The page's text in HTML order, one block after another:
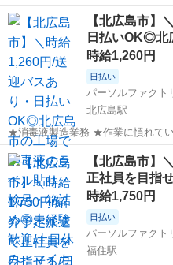
格！輸送機の溶接による部品製造及
仕事について トラック・トレーラ
す。溶接及び運搬作業を担...
北海道 北広島市 北広島駅
【北広島市】
日払いOK◎北
時給1,260円
日払い
パーソルファクト
北広島駅
★消毒液製造業務 ★作業に慣れてい
の充填作業もおまかせします ★消
に加えて、製品の検品や箱詰め作
サポート体制が充実!未経験からで...
北海道 北広島市 北広島駅
【北広島市】
正社員を目指
時給1,750円
日払い
パーソルファクト
福住駅